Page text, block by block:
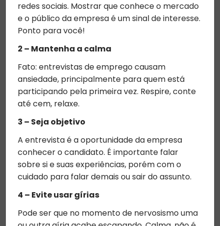
redes sociais. Mostrar que conhece o mercado
e o público da empresa é um sinal de interesse.
Ponto para você!
2 – Mantenha a calma
Fato: entrevistas de emprego causam
ansiedade, principalmente para quem está
participando pela primeira vez. Respire, conte
até cem, relaxe.
3 – Seja objetivo
A entrevista é a oportunidade da empresa
conhecer o candidato. É importante falar
sobre si e suas experiências, porém com o
cuidado para falar demais ou sair do assunto.
4 – Evite usar gírias
Pode ser que no momento de nervosismo uma